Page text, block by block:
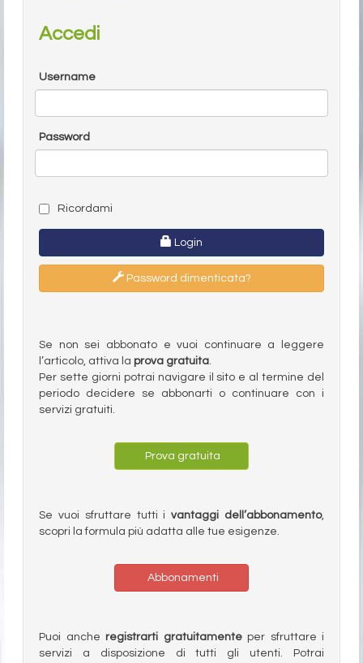
Accedi
Username
Password
Ricordami
Login
Password dimenticata?
Se non sei abbonato e vuoi continuare a leggere
l’articolo, attiva la prova gratuita.
Per sette giorni potrai navigare il sito e al termine del
periodo decidere se abbonarti o continuare con i
servizi gratuiti.
Prova gratuita
Se vuoi sfruttare tutti ivantaggi dell’abbonamento,
scopri la formula più adatta alle tue esigenze.
Abbonamenti
Puoi anche registrarti gratuitamenteper sfruttare i
servizi a disposizione di tutti gli utenti. Potrai